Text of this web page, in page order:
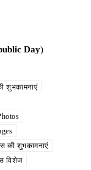
Day)
शुभकामनाएं
की शुभकामनाएं
विशेज